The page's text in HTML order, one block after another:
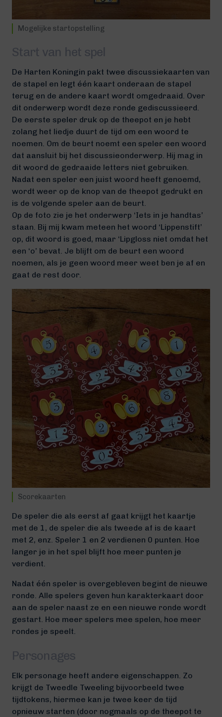
Mogelijke startopstelling
Start van het spel
De Harten Koningin pakt twee discussiekaarten van
de stapel en legt één kaart onderaan de stapel
terug en de andere kaart wordt omgedraaid. Over
dit onderwerp wordt deze ronde gediscussieerd.
De eerste speler druk op de theepot en je hebt
zolang het liedje duurt de tijd om een woord te
noemen. Om de beurt noemt een speler een woord
dat aansluit bij het discussieonderwerp. Hij mag in
dit woord de gedraaide letters niet gebruiken.
Nadat een speler een juist woord heeft genoemd,
wordt weer op de knop van de theepot gedrukt en
is de volgende speler aan de beurt.
Op de foto zie je het onderwerp ‘Iets in je handtas’
staan. Bij mij kwam meteen het woord ‘Lippenstift’
op, dit woord is goed, maar ‘Lipgloss niet omdat het
een ‘o’ bevat. Je blijft om de beurt een woord
noemen, als je geen woord meer weet ben je af en
gaat de rest door.
Scorekaarten
De speler die als eerst af gaat krijgt het kaartje
met de 1, de speler die als tweede af is de kaart
met 2, enz. Speler 1 en 2 verdienen 0 punten. Hoe
langer je in het spel blijft hoe meer punten je
verdient.
Nadat één speler is overgebleven begint de nieuwe
ronde. Alle spelers geven hun karakterkaart door
aan de speler naast ze en een nieuwe ronde wordt
gestart. Hoe meer spelers mee spelen, hoe meer
rondes je speelt.
Personages
Elk personage heeft andere eigenschappen. Zo
krijgt de Tweedle Tweeling bijvoorbeeld twee
tijdtokens, hiermee kan je twee keer de tijd
opnieuw starten (door nogmaals op de theepot te